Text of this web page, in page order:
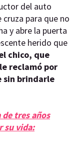
del auto
para que no
y abre la puerta
herido que
chico, que
reclamó por
sin brindarle
de tres años
su vida: